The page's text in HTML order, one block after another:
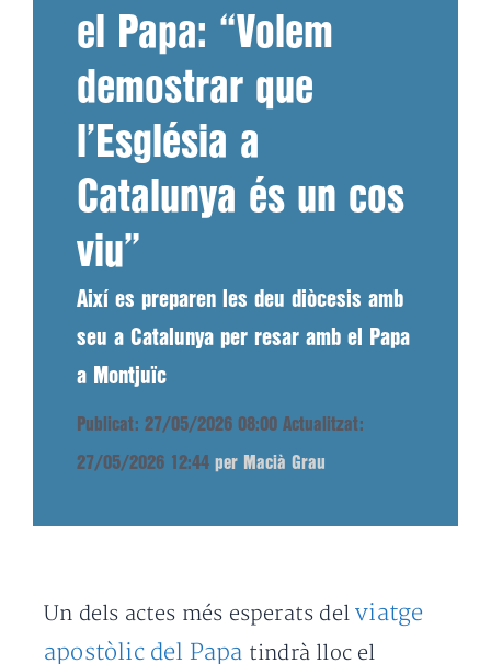
el Papa: “Volem
demostrar que
l’Església a
Catalunya és un cos
viu”
Així es preparen les deu diòcesis amb
seu a Catalunya per resar amb el Papa
a Montjuïc
Publicat: 27/05/2026 08:00 Actualitzat:
27/05/2026 12:44 per Macià Grau
Un dels actes més esperats delviatge
apostòlic del Papa tindrà lloc el